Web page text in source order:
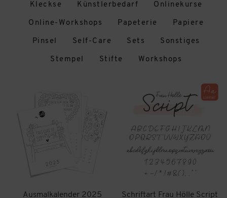
Kleckse Künstlerbedarf Onlinekurse
Online-Workshops Papeterie Papiere
Pinsel Self-Care Sets Sonstiges
Stempel Stifte Workshops
Ausmalkalender 2025
Schriftart Frau Hölle Script